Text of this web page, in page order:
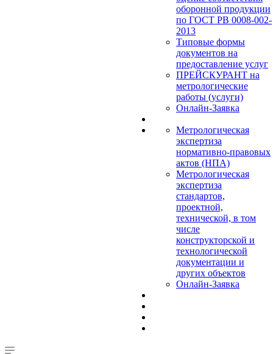
оборонной продукции
по ГОСТ РВ 0008-002-
2013
Типовые формы
документов на
предоставление услуг
ПРЕЙСКУРАНТ на
метрологические
работы (услуги)
Онлайн-Заявка
Метрологическая
экспертиза
нормативно-правовых
актов (НПА)
Метрологическая
экспертиза
стандартов,
проектной,
технической, в том
числе
конструкторской и
технологической
документации и
других объектов
Онлайн-Заявка